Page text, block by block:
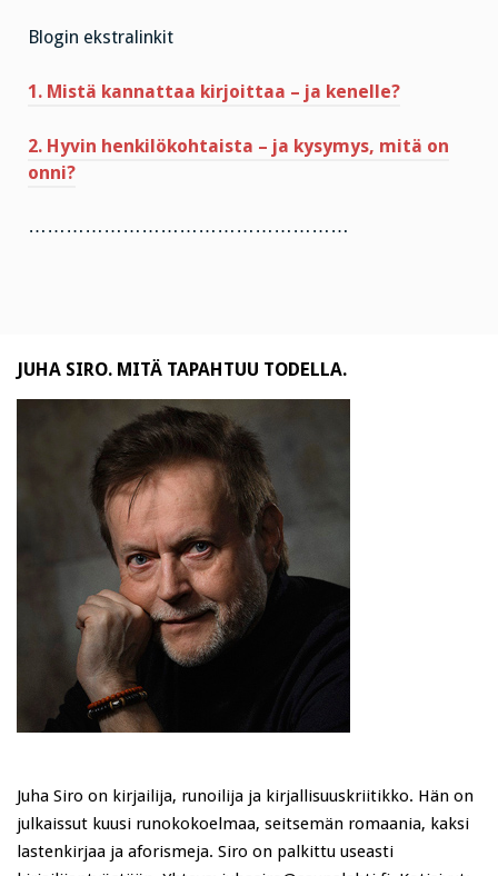
Blogin ekstralinkit
1. Mistä kannattaa kirjoittaa – ja kenelle?
2. Hyvin henkilökohtaista – ja kysymys, mitä on
onni?
……………………………………………
JUHA SIRO. MITÄ TAPAHTUU TODELLA.
Juha Siro on kirjailija, runoilija ja kirjallisuuskriitikko. Hän on
julkaissut kuusi runokokoelmaa, seitsemän romaania, kaksi
lastenkirjaa ja aforismeja. Siro on palkittu useasti